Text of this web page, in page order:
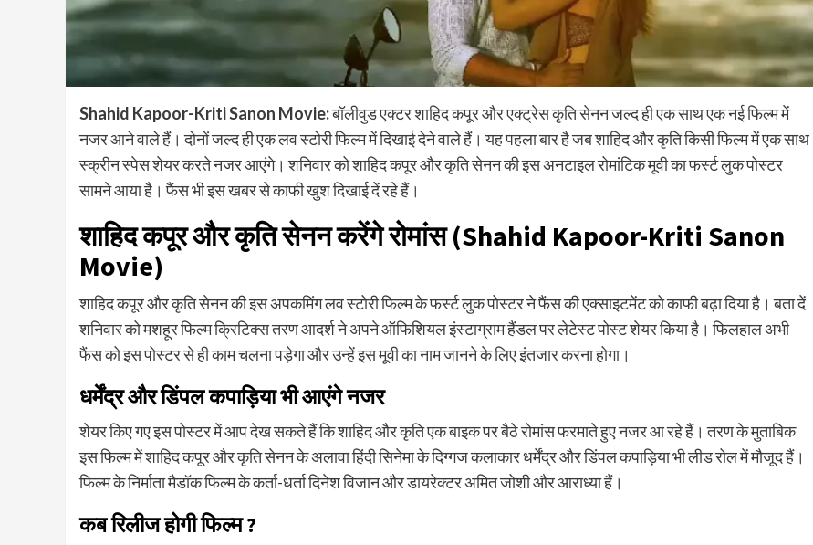
Shahid Kapoor-Kriti Sanon Movie:बॉलीवुड एक्टर शाहिद कपूर और एक्ट्रेस कृति सेनन जल्द ही एक साथ एक नई फिल्म में
नजर आने वाले हैं। दोनों जल्द ही एक लव स्टोरी फिल्म में दिखाई देने वाले हैं। यह पहला बार है जब शाहिद और कृति किसी फिल्म में एक साथ
स्क्रीन स्पेस शेयर करते नजर आएंगे। शनिवार को शाहिद कपूर और कृति सेनन की इस अनटाइल रोमांटिक मूवी का फर्स्ट लुक पोस्टर
सामने आया है। फैंस भी इस खबर से काफी खुश दिखाई दें रहे हैं।
शाहिद कपूर और कृति सेनन करेंगे रोमांस (Shahid Kapoor-Kriti Sanon
Movie)
शाहिद कपूर और कृति सेनन की इस अपकमिंग लव स्टोरी फिल्म के फर्स्ट लुक पोस्टर ने फैंस की एक्साइटमेंट को काफी बढ़ा दिया है। बता दें
शनिवार को मशहूर फिल्म क्रिटिक्स तरण आदर्श ने अपने ऑफिशियल इंस्टाग्राम हैंडल पर लेटेस्ट पोस्ट शेयर किया है। फिलहाल अभी
फैंस को इस पोस्टर से ही काम चलना पड़ेगा और उन्हें इस मूवी का नाम जानने के लिए इंतजार करना होगा।
धर्मेंद्र और डिंपल कपाड़िया भी आएंगे नजर
शेयर किए गए इस पोस्टर में आप देख सकते हैं कि शाहिद और कृति एक बाइक पर बैठे रोमांस फरमाते हुए नजर आ रहे हैं। तरण के मुताबिक
इस फिल्म में शाहिद कपूर और कृति सेनन के अलावा हिंदी सिनेमा के दिग्गज कलाकार धर्मेंद्र और डिंपल कपाड़िया भी लीड रोल में मौजूद हैं।
फिल्म के निर्माता मैडॉक फिल्म के कर्ता-धर्ता दिनेश विजान और डायरेक्टर अमित जोशी और आराध्या हैं।
कब रिलीज होगी फिल्म?